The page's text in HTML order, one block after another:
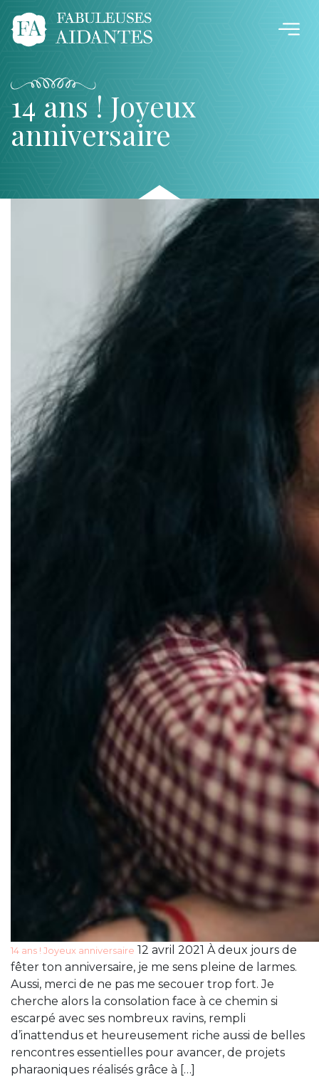
14 ans ! Joyeux
anniversaire
14 ans ! Joyeux anniversaire 12 avril 2021 À deux jours de
fêter ton anniversaire, je me sens pleine de larmes.
Aussi, merci de ne pas me secouer trop fort. Je
cherche alors la consolation face à ce chemin si
escarpé avec ses nombreux ravins, rempli
d’inattendus et heureusement riche aussi de belles
rencontres essentielles pour avancer, de projets
pharaoniques réalisés grâce à […]